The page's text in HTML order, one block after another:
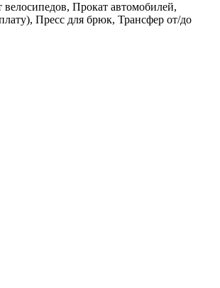
Прокат автомобилей,
Пресс для брюк, Трансфер от/до